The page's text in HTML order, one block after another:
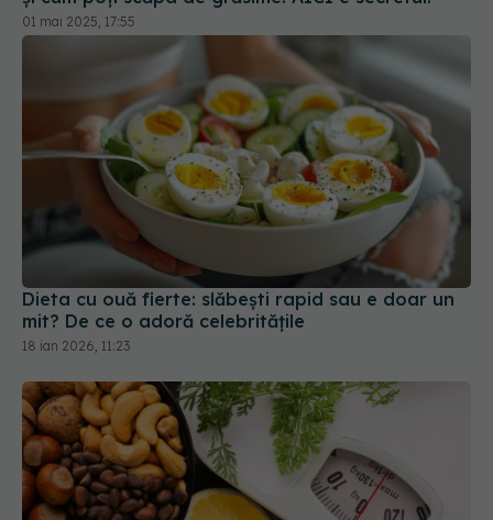
Dieta cu ouă fierte: slăbești rapid sau e doar un
mit? De ce o adoră celebritățile
18 ian 2026, 11:23